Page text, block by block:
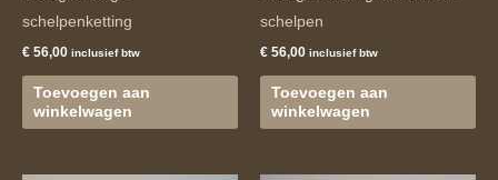
schelpenketting
€ 56,00 inclusief btw
Toevoegen aan
winkelwagen
schelpen
€ 56,00 inclusief btw
Toevoegen aan
winkelwagen